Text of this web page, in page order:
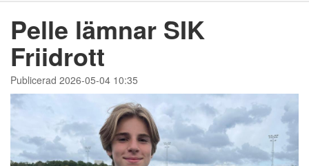
Pelle lämnar SIK
Friidrott
Publicerad 2026-05-04 10:35